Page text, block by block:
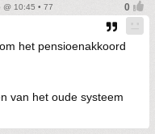
@ 10:45 • 77
het pensioenakkoord
van het oude systeem